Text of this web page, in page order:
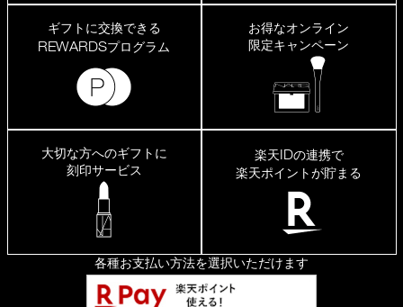
プ
る
整
ギフトに交換できる
REWARDSプログラム
お得なオンライン
限定キャンペーン
大切な方へのギフトに
刻印サービス
楽天IDの連携で
楽天ポイントが貯まる
各種お支払い方法を選択いただけます